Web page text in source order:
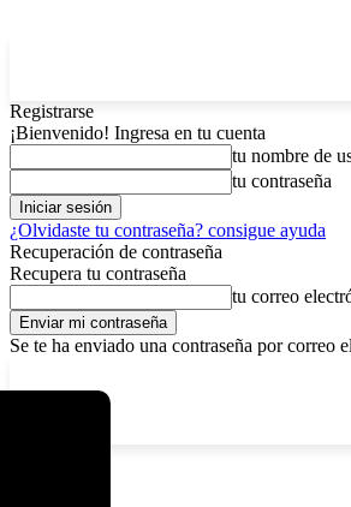
Registrarse
¡Bienvenido! Ingresa en tu cuenta
tu nombre de
tu contraseña
¿Olvidaste tu contraseña? consigue ayuda
Recuperación de contraseña
Recupera tu contraseña
tu correo
Se te ha enviado una contraseña por correo